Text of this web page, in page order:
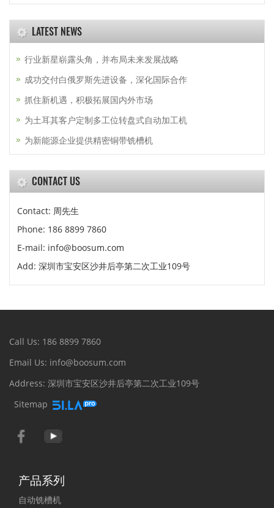
LATEST NEWS
行业新星崭露头角，并布局未来发展战略
成功交付白俄罗斯先进设备，深化国际合作
抓住新机遇，积极拓展国内外市场
为土耳其客户定制多工位转盘式自动加工机
为新能源企业提供精密铜带铣槽机
CONTACT US
Contact: 周先生
Phone: 186 8899 7860
E-mail: info@boosum.com
Add: 深圳市宝安区沙井后亭第二次工业109号
Call Us: 186 8899 7860
Email Us: info@boosum.com
Address: 深圳市宝安区沙井后亭第二次工业109号
Sitemap
产品系列
自动铣槽机